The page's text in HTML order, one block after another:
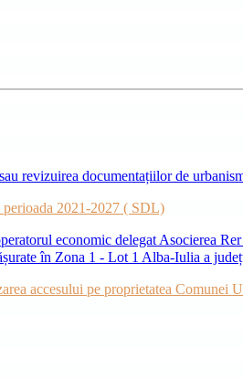
revizuirea documentațiilor de
perioada 2021-2027 ( SDL)
economic delegat Asocierea
în Zona 1 - Lot 1 Alba-Iulia a
accesului pe proprietatea